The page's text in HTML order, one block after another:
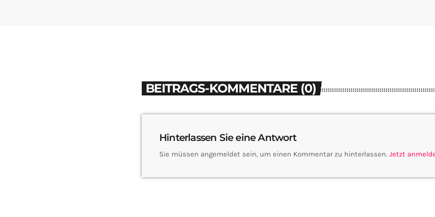
BEITRAGS-KOMMENTARE (0)
Hinterlassen Sie eine Antwort
Sie müssen angemeldet sein, um einen Kommentar zu hinterlassen. Jetzt